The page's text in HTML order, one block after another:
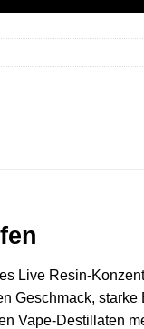
Live
Geschmack, starke
Vape‑Destillaten